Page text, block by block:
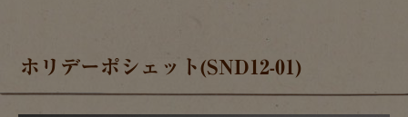
ホリデーポシェット(SND12-01)